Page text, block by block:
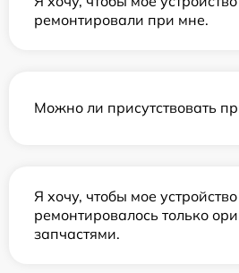
ремонтировали при мне.
Можно ли присутствовать
Я хочу, чтобы мое
ремонтировалось только
запчастями.